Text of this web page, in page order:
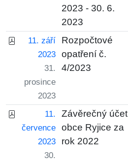
2023 - 30. 6.
2023
11. září
2023
31.
prosince
2023
Rozpočtové
opatření č.
4/2023
11.
července
2023
30.
Závěrečný účet
obce Ryjice za
rok 2022